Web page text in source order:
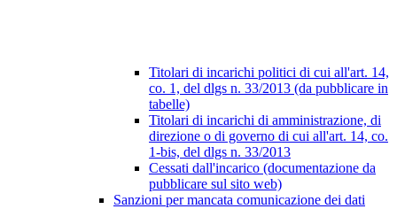
Titolari di incarichi politici di cui all'art. 14,
co. 1, del dlgs n. 33/2013 (da pubblicare in
tabelle)
Titolari di incarichi di amministrazione, di
direzione o di governo di cui all'art. 14, co.
1-bis, del dlgs n. 33/2013
Cessati dall'incarico (documentazione da
pubblicare sul sito web)
Sanzioni per mancata comunicazione dei dati